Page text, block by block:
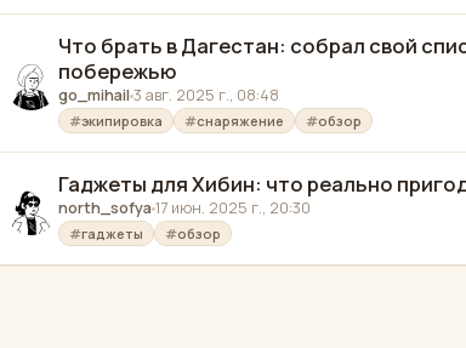
Что брать в Дагестан: собрал свой
побережью
go_mihail 3 авг. 2025 г., 08:48
экипировка снаряжение обзор
Гаджеты для Хибин: что реально
north_sofya 17 июн. 2025 г., 20:30
гаджеты обзор